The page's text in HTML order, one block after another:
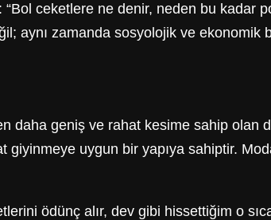
ceketlere ne denir, neden bu kadar
aynı zamanda sosyolojik ve ekonomik
daha geniş ve rahat kesime sahip olan
uygun bir yapıya sahiptir.
ödünç alır, dev gibi hissettiğim o